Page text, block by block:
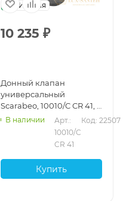
Италия
10 235 ₽
Донный клапан
универсальный
Scarabeo, 10010/C CR 41, 1
1/4", для раковин, Pearl/
В наличии
Арт.:
10010/C
CR 41
Код: 22507
Купить